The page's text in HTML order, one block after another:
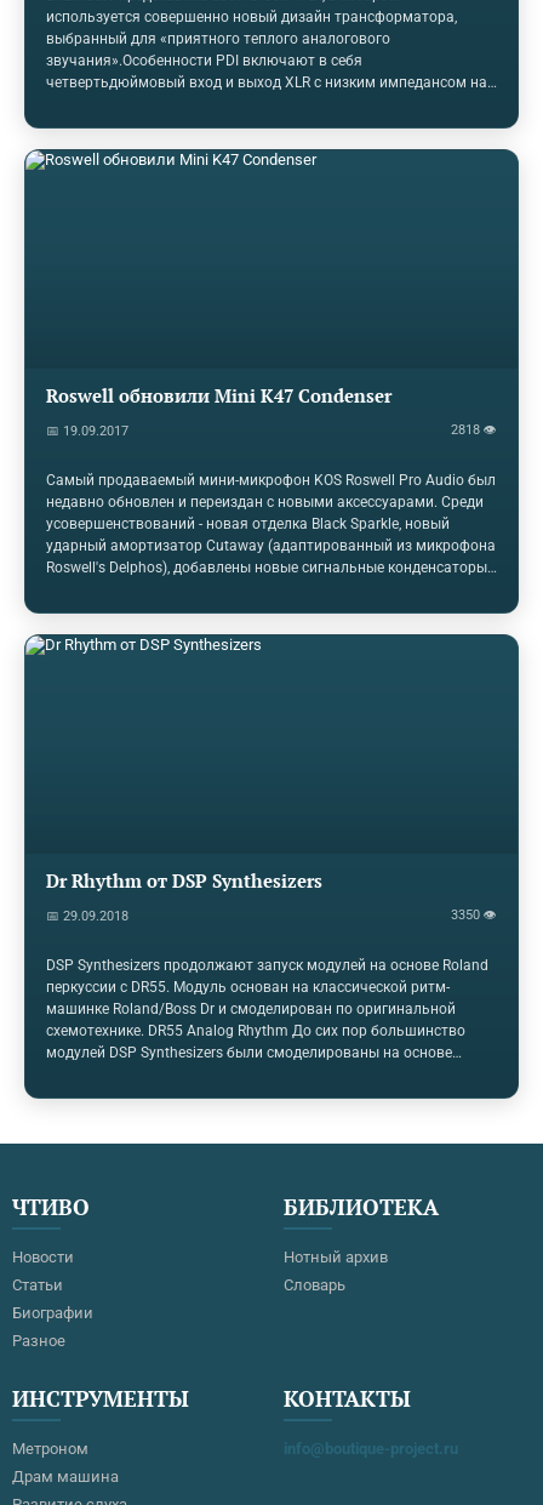
используется совершенно новый дизайн трансформатора,
выбранный для «приятного теплого аналогового
звучания».Особенности PDI включают в себя
четвертьдюймовый вход и выход XLR с низким импедансом на
обратной стороне, все Neutrik.Его схема ввода-вывода
позволяет создавать уникальные конфигурации
маршрутизации. Например, можно посылать гитарный сигнал
Roswell обновили Mini K47 Condenser
📅 19.09.2017 2818 👁
Самый продаваемый мини-микрофон KOS Roswell Pro Audio был
недавно обновлен и переиздан с новыми аксессуарами. Среди
усовершенствований - новая отделка Black Sparkle, новый
ударный амортизатор Cutaway (адаптированный из микрофона
Roswell's Delphos), добавлены новые сигнальные конденсаторы
Таким образом, Mini K47 «обеспечивает более плавный звук и
улучшенный запас громкости, сохраняя при этом
сбалансированный тон и качество», - говорится в рекламных
Dr Rhythm от DSP Synthesizers
📅 29.09.2018 3350 👁
DSP Synthesizers продолжают запуск модулей на основе Roland
перкуссии с DR55. Модуль основан на классической ритм-
машинке Roland/Boss Dr и смоделирован по оригинальной
схемотехнике. DR55 Analog Rhythm До сих пор большинство
модулей DSP Synthesizers были смоделированы на основе
моделирования. В компании говорят, что это похоже на ACB
обеспечения. Он имеет четыре канала звука: бас, малый
барабан имеет Т-образный резонатор с периодом затухания до
2,5 секунд. Бас и rimshot имеют регуляторы тона,…
ЧТИВО
Новости
Статьи
Биографии
Разное
БИБЛИОТЕКА
Нотный архив
Словарь
ИНСТРУМЕНТЫ
Метроном
Драм машина
КОНТАКТЫ
info@boutique-project.ru